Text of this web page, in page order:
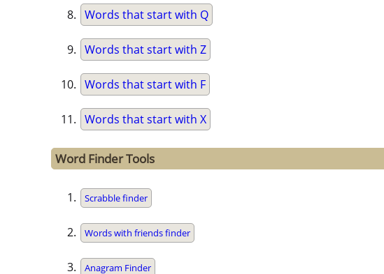
Words that start with Q
Words that start with Z
Words that start with F
Words that start with X
Word Finder Tools
Scrabble finder
Words with friends finder
Anagram Finder